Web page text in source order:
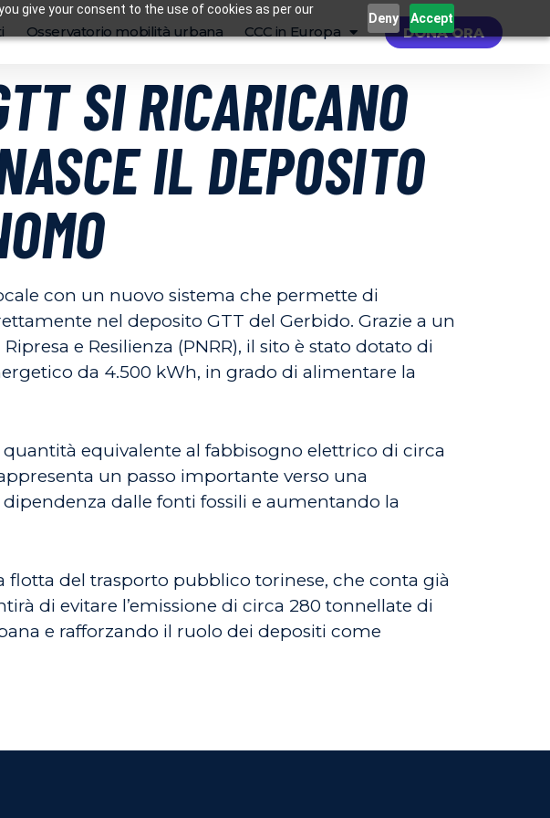
give your consent to the use of cookies as per our
Deny Accept
Osservatorio mobilità urbana CCC in Europa DONA ORA
SI RICARICANO
IL DEPOSITO
con un nuovo sistema che permette di
nel deposito GTT del Gerbido. Grazie a un
e Resilienza (PNRR), il sito è stato dotato di
da 4.500 kWh, in grado di alimentare la
equivalente al fabbisogno elettrico di circa
un passo importante verso una
dalle fonti fossili e aumentando la
flotta del trasporto pubblico torinese, che conta già
di evitare l’emissione di circa 280 tonnellate di
e rafforzando il ruolo dei depositi come